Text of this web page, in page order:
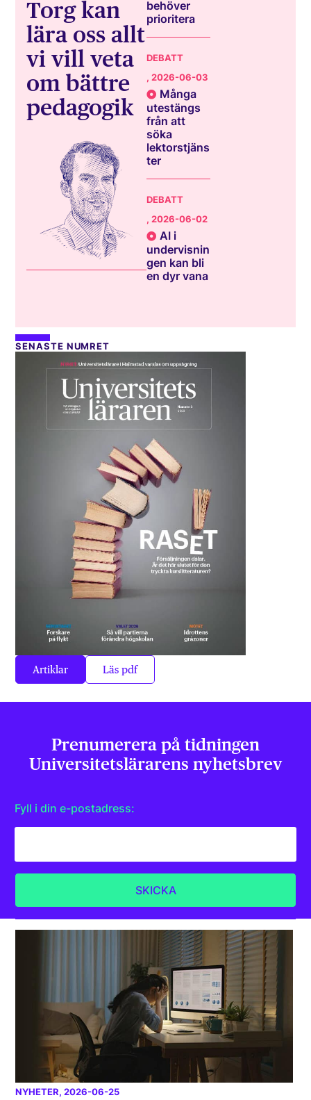
Torg kan
lära oss allt
vi vill veta
om bättre
pedagogik
behöver
prioritera
DEBATT
, 2026-06-03
Många
utestängs
från att
söka
lektorstjäns
ter
DEBATT
, 2026-06-02
AI i
undervisnin
gen kan bli
en dyr vana
SENASTE NUMRET
Artiklar Läs pdf
Prenumerera på tidningen
Universitets­lärarens nyhetsbrev
Fyll i din e-postadress:
NYHETER, 2026-06-25